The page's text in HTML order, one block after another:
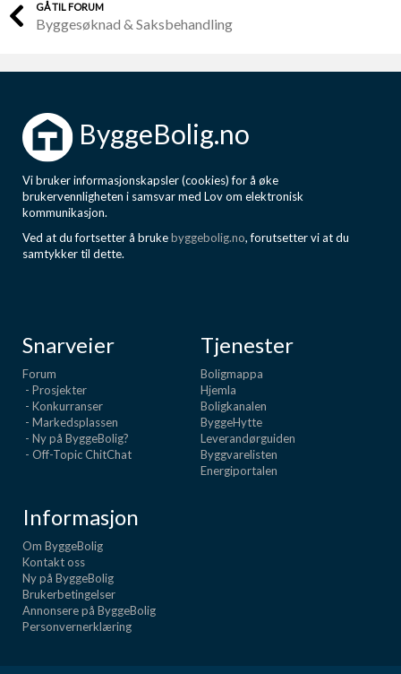
GÅ TIL FORUM
Byggesøknad & Saksbehandling
ByggeBolig.no
Vi bruker informasjonskapsler (cookies) for å øke
brukervennligheten i samsvar med Lov om elektronisk
kommunikasjon.
Ved at du fortsetter å brukebyggebolig.no, forutsetter vi at du
samtykker til dette.
Snarveier
Forum
- Prosjekter
- Konkurranser
- Markedsplassen
- Ny på ByggeBolig?
- Off-Topic ChitChat
Tjenester
Boligmappa
Hjemla
Boligkanalen
ByggeHytte
Leverandørguiden
Byggvarelisten
Energiportalen
Informasjon
Om ByggeBolig
Kontakt oss
Ny på ByggeBolig
Brukerbetingelser
Annonsere på ByggeBolig
Personvernerklæring